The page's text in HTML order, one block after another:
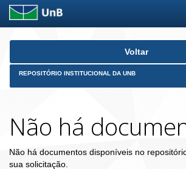
Skip
Voltar
REPOSITÓRIO INSTITUCIONAL DA UNB
Não há
Não há documentos disponíveis no
sua solicitação.